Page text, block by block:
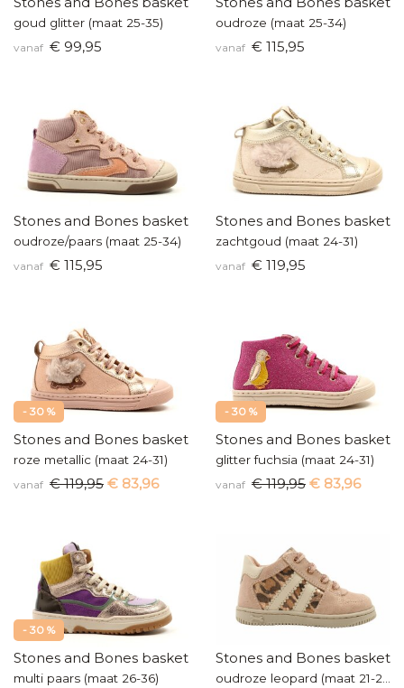
goud glitter (maat 25-35)
vanaf € 99,95
oudroze (maat 25-34)
vanaf € 115,95
Stones and Bones basketters
oudroze/paars (maat 25-34)
vanaf € 115,95
Stones and Bones
zachtgoud (maat 24-31)
vanaf € 119,95
- 30 %
Stones and Bones basketters
roze metallic (maat 24-31)
vanaf € 119,95 € 83,96
- 30 %
Stones and Bones
glitter fuchsia (maat 24-31)
vanaf € 119,95 € 83,96
- 30 %
Stones and Bones basketters
multi paars (maat 26-36)
Stones and Bones